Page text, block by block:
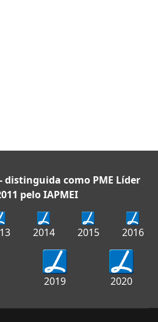
distinguida como PME Líder
pelo IAPMEI
2014 2015 2016
2019 2020